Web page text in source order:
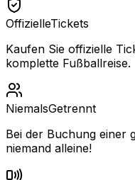
OffizielleTickets
Kaufen Sie offizielle
komplette Fußballreise.
NiemalsGetrennt
Bei der Buchung einer
niemand alleine!